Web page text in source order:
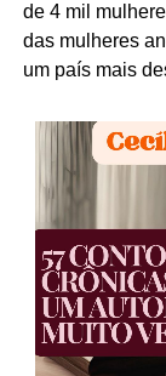
de 4 mil
das mulheres
um país mais